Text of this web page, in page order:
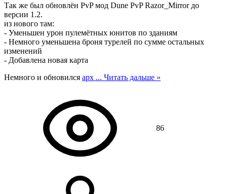
Так же был обновлён PvP мод Dune PvP Razor_Mirror до
версии 1.2.
из нового там:
- Уменьшен урон пулемётных юнитов по зданиям
- Немного уменьшена броня турелей по сумме остальных
изменений
- Добавлена новая карта
Немного и обновился арх ... Читать дальше »
86